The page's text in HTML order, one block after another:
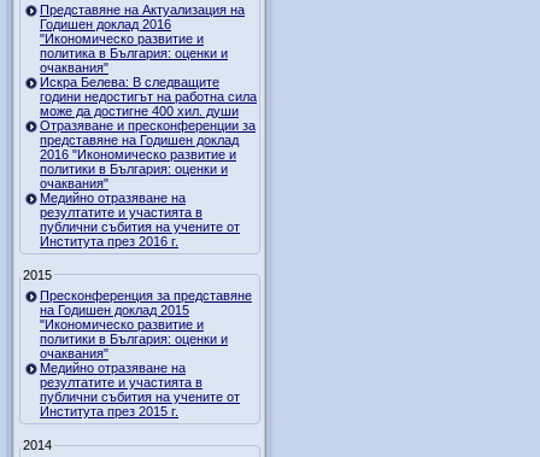
Представяне на Актуализация на
Годишен доклад 2016
"Икономическо развитие и
политика в България: оценки и
очаквания"
Искра Белева: В следващите
години недостигът на работна сила
може да достигне 400 хил. души
Отразяване и пресконференции за
представяне на Годишен доклад
2016 "Икономическо развитие и
политики в България: оценки и
очаквания"
Медийно отразяване на
резултатите и участията в
публични събития на учените от
Института през 2016 г.
2015
Пресконференция за представяне
на Годишен доклад 2015
"Икономическо развитие и
политики в България: оценки и
очаквания"
Медийно отразяване на
резултатите и участията в
публични събития на учените от
Института през 2015 г.
2014